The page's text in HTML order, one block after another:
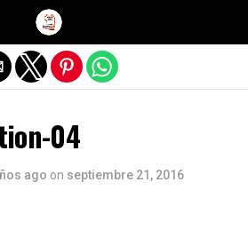
04
ago on septiembre 21, 2016
de la versión móvil